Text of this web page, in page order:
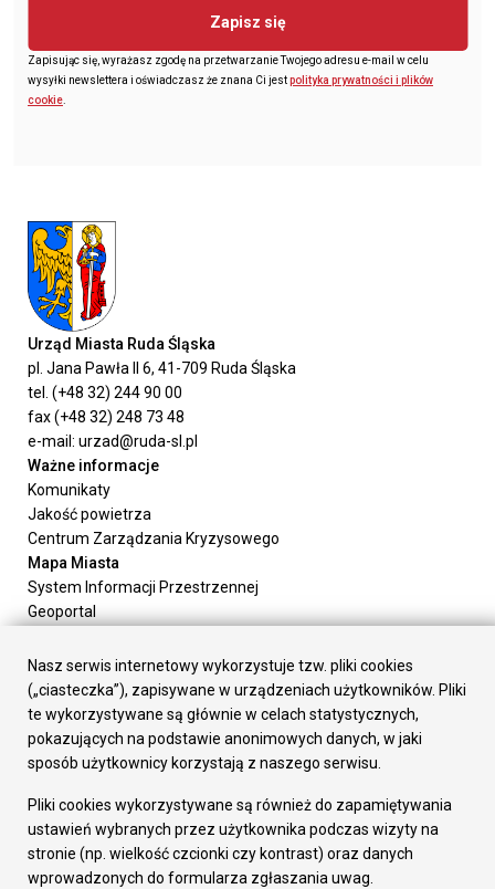
Zapisz się
Zapisując się, wyrażasz zgodę na przetwarzanie Twojego adresu e-mail w celu
wysyłki newslettera i oświadczasz że znana Ci jestpolityka prywatności i plików
cookie.
Urząd Miasta Ruda Śląska
pl. Jana Pawła II 6, 41-709 Ruda Śląska
tel. (+48 32) 244 90 00
fax (+48 32) 248 73 48
e-mail: urzad@ruda-sl.pl
Ważne informacje
Komunikaty
Jakość powietrza
Centrum Zarządzania Kryzysowego
Mapa Miasta
System Informacji Przestrzennej
Geoportal
Załatw sprawę
Prezydent Miasta
Rada Miasta
Wydziały
Elektroniczna Skrzynka Podawcza
Gospodarka
Fundusze europejskie
Środki krajowe
Oferty inwestycyjne
Nasz serwis internetowy wykorzystuje tzw. pliki cookies
(„ciasteczka”), zapisywane w urządzeniach użytkowników. Pliki
te wykorzystywane są głównie w celach statystycznych,
pokazujących na podstawie anonimowych danych, w jaki
sposób użytkownicy korzystają z naszego serwisu.
Pliki cookies wykorzystywane są również do zapamiętywania
ustawień wybranych przez użytkownika podczas wizyty na
stronie (np. wielkość czcionki czy kontrast) oraz danych
wprowadzonych do formularza zgłaszania uwag.